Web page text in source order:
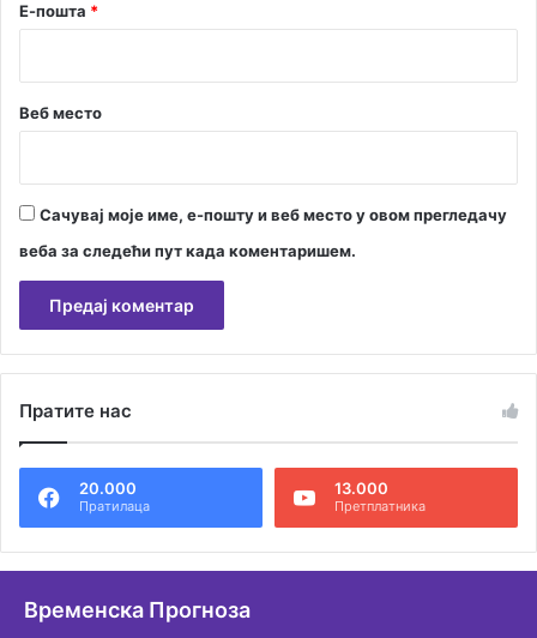
Е-пошта *
Веб место
Сачувај моје име, е-пошту и веб место у овом прегледачу
веба за следећи пут када коментаришем.
т
н
т
Пратите нас
20.000
Пратилаца
13.000
Претплатника
Временска Прогноза